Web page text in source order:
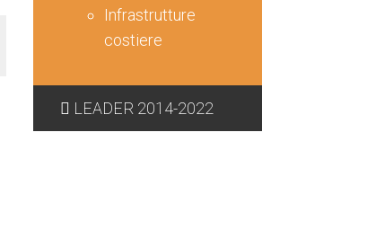
Infrastrutture
costiere
LEADER 2014-2022